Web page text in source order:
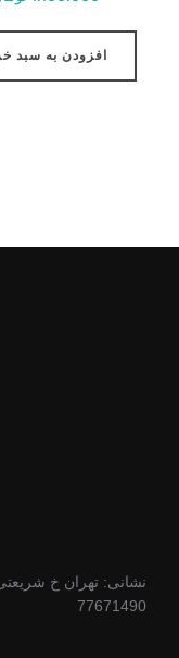
افزودن به سبد
77671490